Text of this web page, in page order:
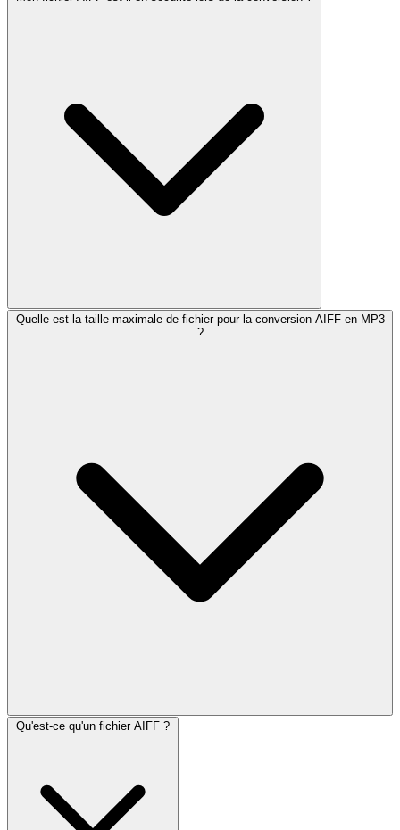
Quelle est la taille maximale de fichier pour la conversion AIFF en MP3
?
Qu'est-ce qu'un fichier AIFF ?